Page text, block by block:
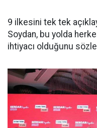
9 ilkesini tek tek
Soydan, bu yolda
ihtiyacı olduğunu